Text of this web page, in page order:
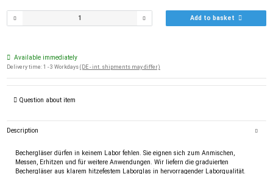
Add to basket
Available immediately
Delivery time: 1 - 3 Workdays (DE - int. shipments may differ)
Question about item
Description
Bechergläser dürfen in keinem Labor fehlen. Sie eignen sich zum Anmischen,
Messen, Erhitzen und für weitere Anwendungen. Wir liefern die graduierten
Bechergläser aus klarem hitzefestem Laborglas in hervorragender Laborqualität.